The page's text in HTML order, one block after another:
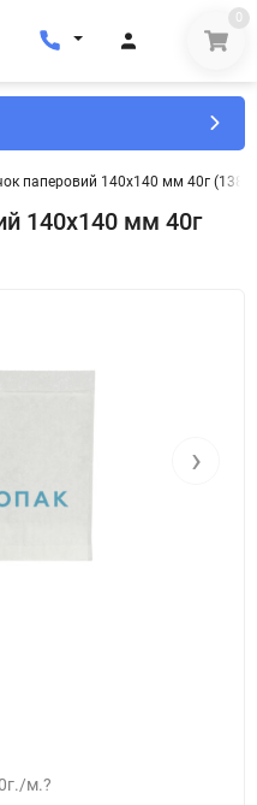
0
паперовий 140x140 мм 40г (1389)
140x140 мм 40г
›
вафель, пончиков 40г./м.?